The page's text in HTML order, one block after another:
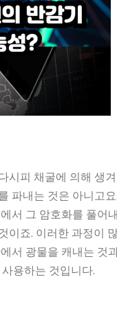
시피 채굴에 의해 생
파내는 것은 아니고
서 그 암호화를 풀어
이죠. 이러한 과정이
서 광물을 캐내는 것
사용하는 것입니다.